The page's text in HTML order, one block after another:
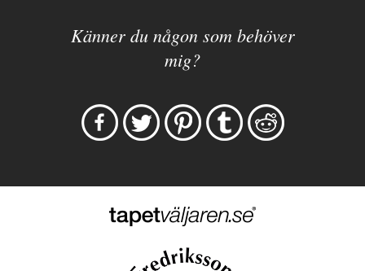
Känner du någon som behöver
mig?